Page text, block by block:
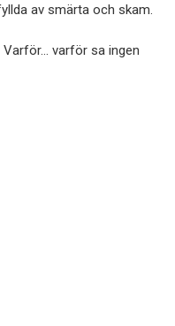
av smärta och skam.
varför sa ingen